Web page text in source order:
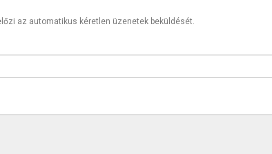
az automatikus kéretlen üzenetek beküldését.